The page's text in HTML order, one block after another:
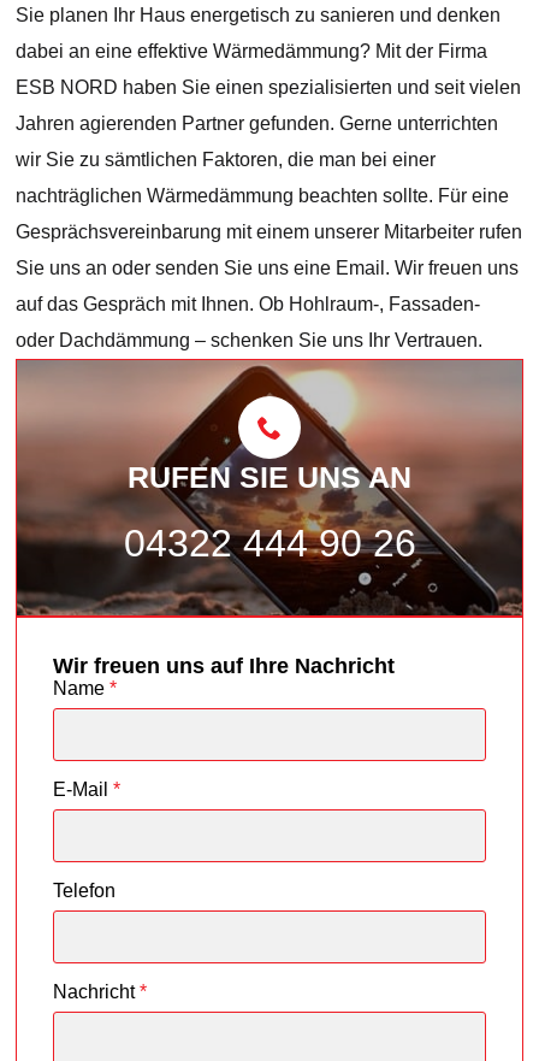
Sie planen Ihr Haus energetisch zu sanieren und denken
dabei an eine effektive Wärmedämmung? Mit der Firma
ESB NORD haben Sie einen spezialisierten und seit vielen
Jahren agierenden Partner gefunden. Gerne unterrichten
wir Sie zu sämtlichen Faktoren, die man bei einer
nachträglichen Wärmedämmung beachten sollte. Für eine
Gesprächsvereinbarung mit einem unserer Mitarbeiter rufen
Sie uns an oder senden Sie uns eine Email. Wir freuen uns
auf das Gespräch mit Ihnen. Ob Hohlraum-, Fassaden-
oder Dachdämmung – schenken Sie uns Ihr Vertrauen.
RUFEN SIE UNS AN
04322 444 90 26
Wir freuen uns auf Ihre Nachricht
Name *
E-Mail *
Telefon
Nachricht *